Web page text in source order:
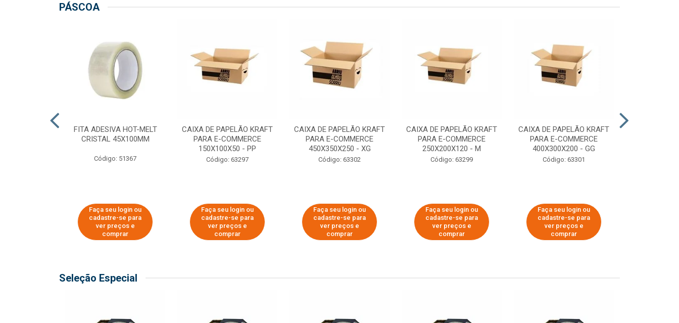
PÁSCOA
FITA ADESIVA HOT-MELT
CRISTAL 45X100MM
Código: 51367
Faça seu login ou
cadastre-se para
ver preços e
comprar
CAIXA DE PAPELÃO KRAFT
PARA E-COMMERCE
150X100X50 - PP
Código: 63297
Faça seu login ou
cadastre-se para
ver preços e
comprar
CAIXA DE PAPELÃO KRAFT
PARA E-COMMERCE
450X350X250 - XG
Código: 63302
Faça seu login ou
cadastre-se para
ver preços e
comprar
CAIXA DE PAPELÃO KRAFT
PARA E-COMMERCE
250X200X120 - M
Código: 63299
Faça seu login ou
cadastre-se para
ver preços e
comprar
CAIXA DE PAPELÃO KRAFT
PARA E-COMMERCE
400X300X200 - GG
Código: 63301
Faça seu login ou
cadastre-se para
ver preços e
comprar
Seleção Especial